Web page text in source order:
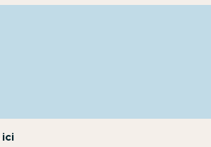
ici